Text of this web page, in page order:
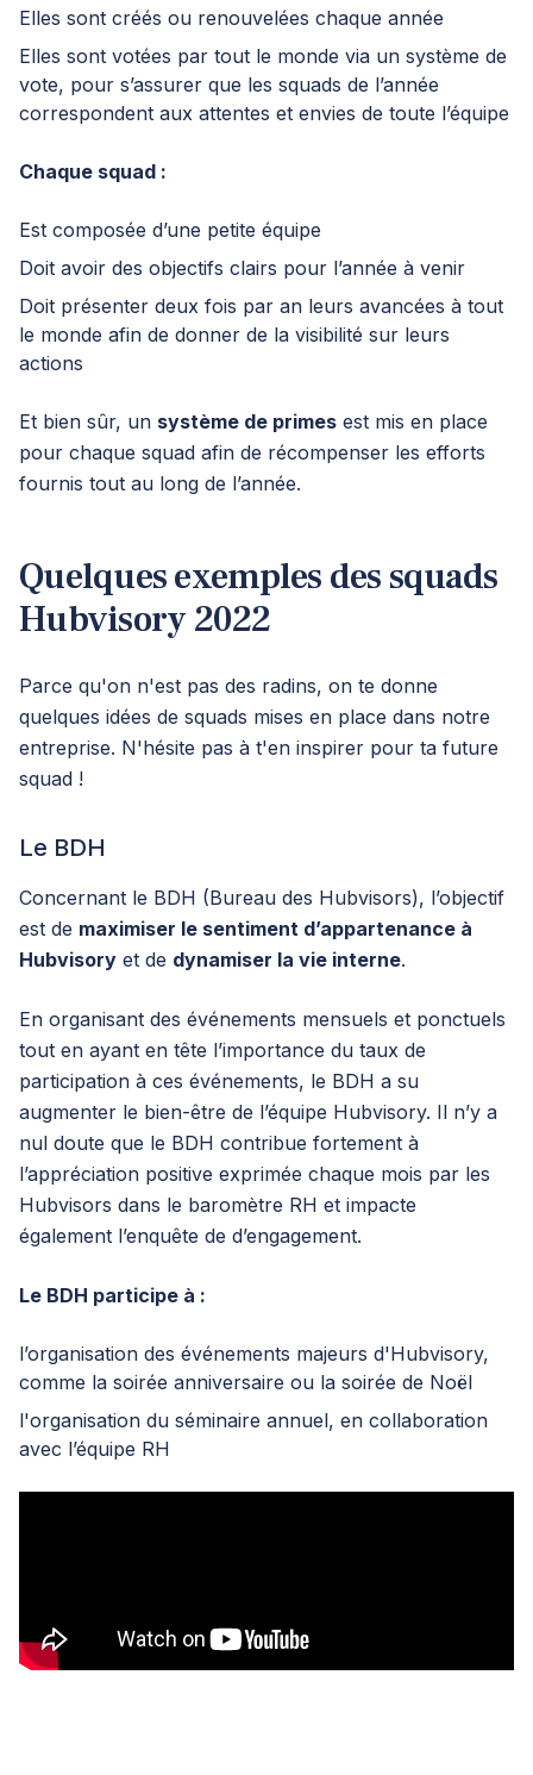
Elles sont créés ou renouvelées chaque année
Elles sont votées par tout le monde via un système de
vote, pour s’assurer que les squads de l’année
correspondent aux attentes et envies de toute l’équipe
Chaque squad :
Est composée d’une petite équipe
Doit avoir des objectifs clairs pour l’année à venir
Doit présenter deux fois par an leurs avancées à tout
le monde afin de donner de la visibilité sur leurs
actions
Et bien sûr, un système de primes est mis en place
pour chaque squad afin de récompenser les efforts
fournis tout au long de l’année.
Quelques exemples des squads
Hubvisory 2022
Parce qu'on n'est pas des radins, on te donne
quelques idées de squads mises en place dans notre
entreprise. N'hésite pas à t'en inspirer pour ta future
squad !
Le BDH
Concernant le BDH (Bureau des Hubvisors), l’objectif
est de maximiser le sentiment d’appartenance à
Hubvisory et de dynamiser la vie interne.
En organisant des événements mensuels et ponctuels
tout en ayant en tête l’importance du taux de
participation à ces événements, le BDH a su
augmenter le bien-être de l’équipe Hubvisory. Il n’y a
nul doute que le BDH contribue fortement à
l’appréciation positive exprimée chaque mois par les
Hubvisors dans le baromètre RH et impacte
également l’enquête de d’engagement.
Le BDH participe à :
l’organisation des événements majeurs d'Hubvisory,
comme la soirée anniversaire ou la soirée de Noël
l'organisation du séminaire annuel, en collaboration
avec l’équipe RH